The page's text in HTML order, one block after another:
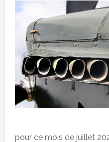
pour ce mois de juillet